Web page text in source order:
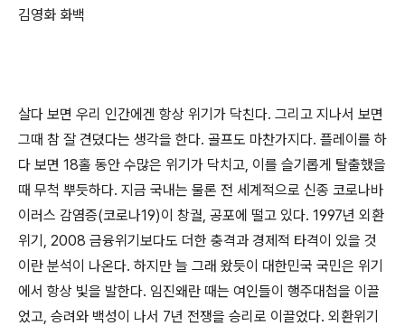
김영화 화백
살다 보면 우리 인간에겐 항상 위기가 닥친다. 그리고 지나서 보면
그때 참 잘 견뎠다는 생각을 한다. 골프도 마찬가지다. 플레이를 하
다 보면 18홀 동안 수많은 위기가 닥치고, 이를 슬기롭게 탈출했을
때 무척 뿌듯하다. 지금 국내는 물론 전 세계적으로 신종 코로나바
이러스 감염증(코로나19)이 창궐, 공포에 떨고 있다. 1997년 외환
위기, 2008 금융위기보다도 더한 충격과 경제적 타격이 있을 것
이란 분석이 나온다. 하지만 늘 그래 왔듯이 대한민국 국민은 위기
에서 항상 빛을 발한다. 임진왜란 때는 여인들이 행주대첩을 이끌
었고, 승려와 백성이 나서 7년 전쟁을 승리로 이끌었다. 외환위기